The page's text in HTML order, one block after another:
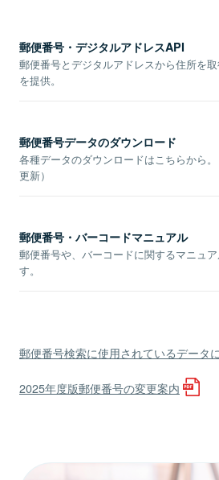
郵便番号・デジタルアドレスAPI
郵便番号とデジタルアドレスから住所を
を提供。
郵便番号データのダウンロード
各種データのダウンロードはこちらから
更新）
郵便番号・バーコードマニュアル
郵便番号や、バーコードに関するマニュ
す。
郵便番号検索に使用されているデータ
2025年度版郵便番号の変更案内